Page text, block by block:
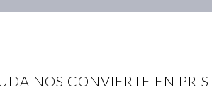
NOS CONVIERTE EN